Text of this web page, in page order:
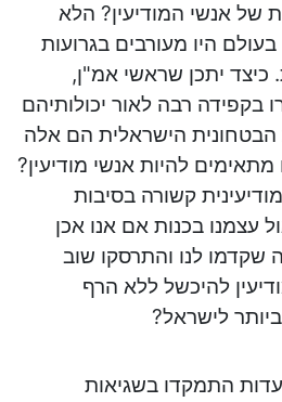
של אנשי המודיעין? הלא
היו מעורבים בגרועות
כיצד יתכן שראשי אמ"ן,
בקפידה רבה לאור יכולותיהם
הבטחונית הישראלית הם אלה
מתאימים להיות אנשי מודיעין?
קשורה בסיבות
עצמנו בכנות אם אנו אכן
שקדמו לנו והתרסקו שוב
להיכשל ללא הרף
לישראל?
התמקדו בשגיאות